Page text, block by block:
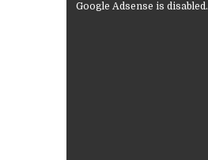
Google Adsense is disabled.